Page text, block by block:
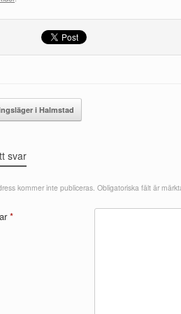
i Halmstad
svar
kommer inte publiceras. Obligatoriska fält är
*